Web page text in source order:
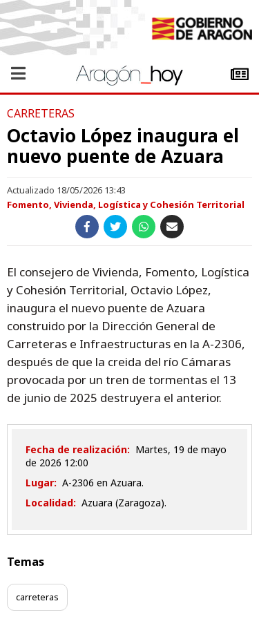
CARRETERAS
Octavio López inaugura el
nuevo puente de Azuara
Actualizado 18/05/2026 13:43
Fomento, Vivienda, Logística y Cohesión Territorial
El consejero de Vivienda, Fomento, Logística
y Cohesión Territorial, Octavio López,
inaugura el nuevo puente de Azuara
construido por la Dirección General de
Carreteras e Infraestructuras en la A-2306,
después de que la creida del río Cámaras
provocada por un tren de tormentas el 13
de junio de 2025 destruyera el anterior.
Fecha de realización: martes, 19 de mayo
de 2026 12:00
Lugar: A-2306 en Azuara.
Localidad: Azuara (Zaragoza).
Temas
carreteras